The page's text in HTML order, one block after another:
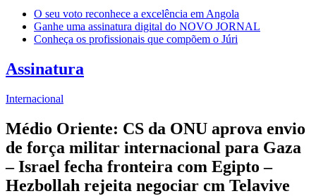
O seu voto reconhece a excelência em Angola
Ganhe uma assinatura digital do NOVO JORNAL
Conheça os profissionais que compõem o Júri
Assinatura
Internacional
Médio Oriente: CS da ONU aprova envio
de força militar internacional para Gaza
– Israel fecha fronteira com Egipto –
Hezbollah rejeita negociar cm Telavive